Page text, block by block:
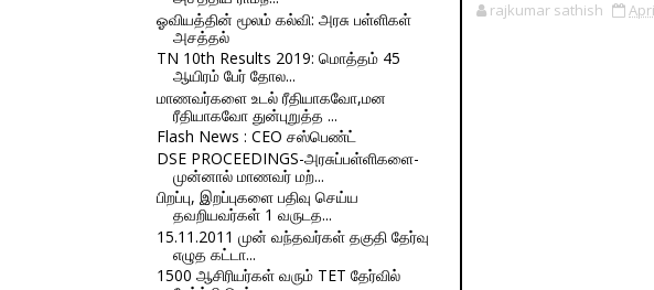
ஓவியத்தின் மூலம் கல்வி: அரசு பள்ளிகள்
அசத்தல்
TN 10th Results 2019: மொத்தம் 45
ஆயிரம் பேர் தோல...
மாணவர்களை உடல் ரீதியாகவோ,மன
ரீதியாகவோ துன்புறுத்த ...
Flash News : CEO சஸ்பெண்ட்
DSE PROCEEDINGS-அரசுப்பள்ளிகளை-
முன்னால் மாணவர் மற்...
பிறப்பு, இறப்புகளை பதிவு செய்ய
தவறியவர்கள் 1 வருடத...
15.11.2011 முன் வந்தவர்கள் தகுதி தேர்வு
எழுத கட்டா...
1500 ஆசிரியர்கள் வரும் TET தேர்வில்
rajkumar sathish